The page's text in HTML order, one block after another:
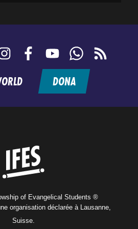
Instagram FacebookYouTubeWhatsApp
feed
DONA
of Evangelical Students ®
organisation déclarée à Lausanne,
Suisse.